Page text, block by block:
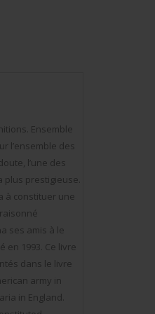
Ensemble
l’ensemble des
l’une des
plus prestigieuse.
à constituer une
ses amis à le
en 1993. Ce livre
dans le livre
army in
in England.